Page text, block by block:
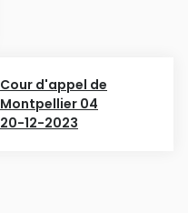
Cour d'appel de
Montpellier 04
20-12-2023